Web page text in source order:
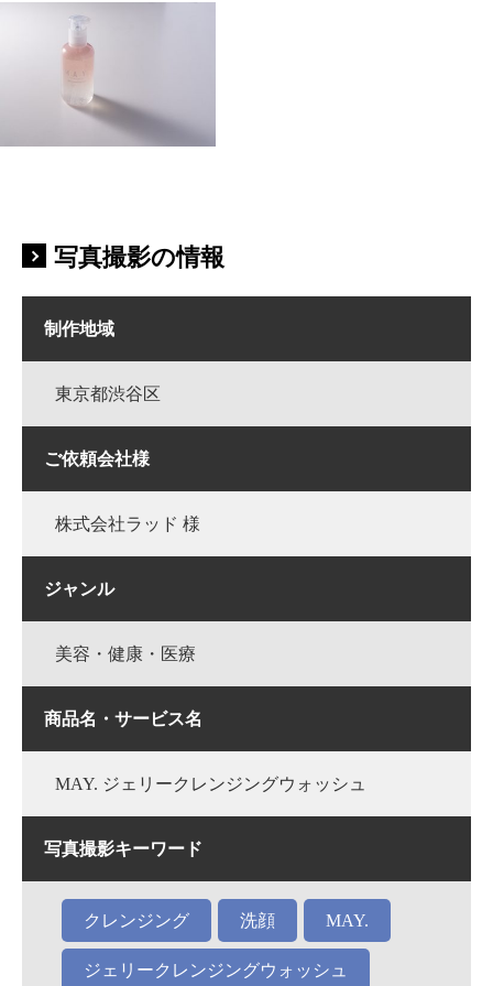
写真撮影の情報
制作地域
東京都渋谷区
ご依頼会社様
株式会社ラッド 様
ジャンル
美容・健康・医療
商品名・サービス名
MAY. ジェリークレンジングウォッシュ
写真撮影キーワード
クレンジング 洗顔 MAY.
ジェリークレンジングウォッシュ